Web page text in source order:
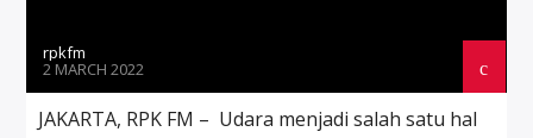
rpkfm
2 MARCH 2022
JAKARTA, RPK FM – Udara menjadi salah satu hal